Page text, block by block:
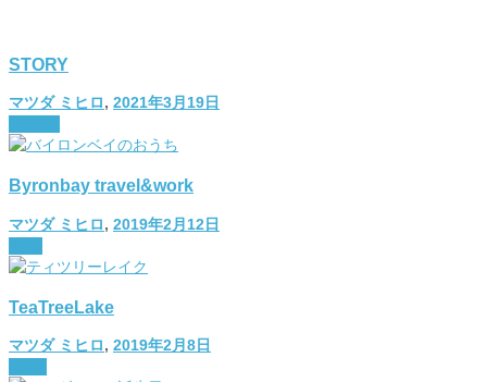
STORY
マツダ ミヒロ, 2021年3月19日
Byronbay travel&work
マツダ ミヒロ, 2019年2月12日
TeaTreeLake
マツダ ミヒロ, 2019年2月8日